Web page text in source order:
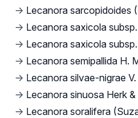
→ Lecanora sarcopidoides
→ Lecanora saxicola
→ Lecanora saxicola
→ Lecanora semipallida H.
→ Lecanora silvae-nigrae
→ Lecanora sinuosa Herk
→ Lecanora soralifera